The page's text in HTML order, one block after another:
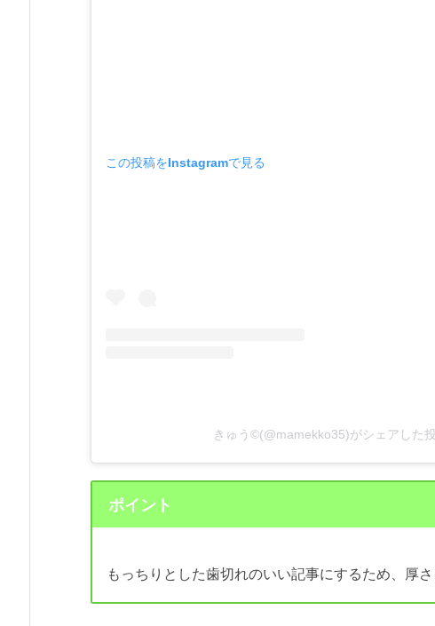
この投稿をInstagramで見る
きゅう©(@mamekko35)がシェアした
ポイント
もっちりとした歯切れのいい記事にするため、厚